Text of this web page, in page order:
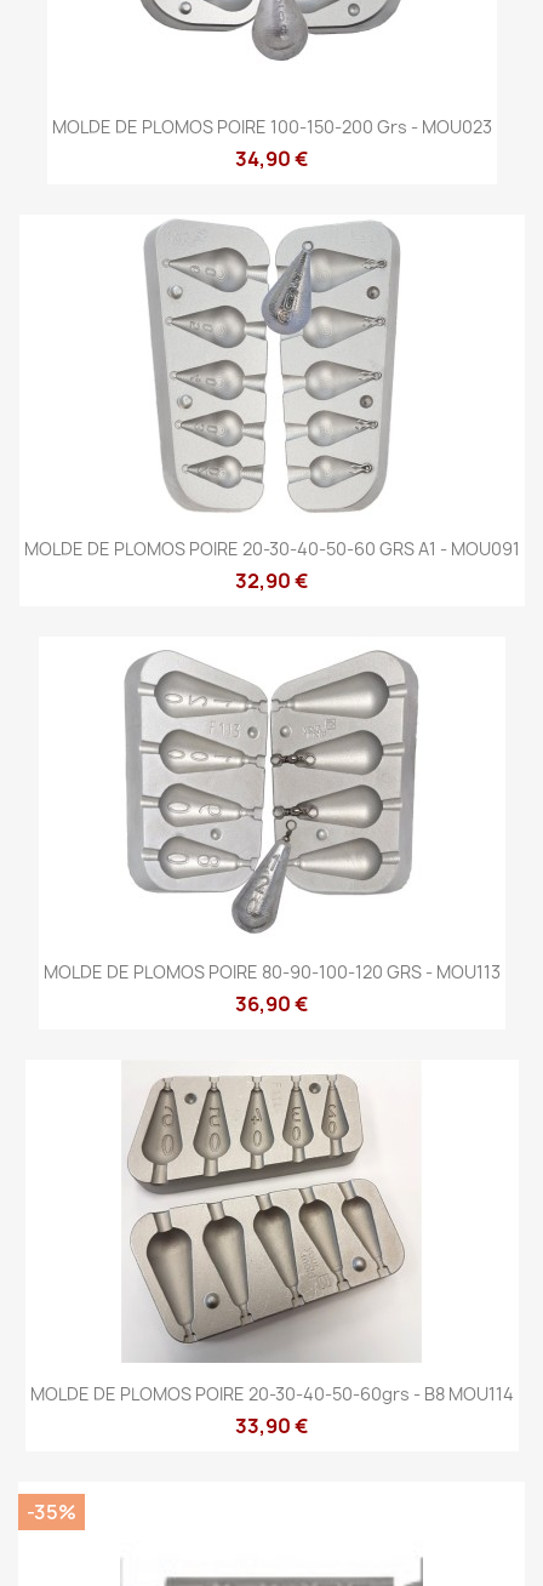
MOLDE DE PLOMOS POIRE 100-150-200 Grs - MOU023
34,90 €
MOLDE DE PLOMOS POIRE 20-30-40-50-60 GRS A1 - MOU091
32,90 €
MOLDE DE PLOMOS POIRE 80-90-100-120 GRS - MOU113
36,90 €
MOLDE DE PLOMOS POIRE 20-30-40-50-60grs - B8 MOU114
33,90 €
-35%